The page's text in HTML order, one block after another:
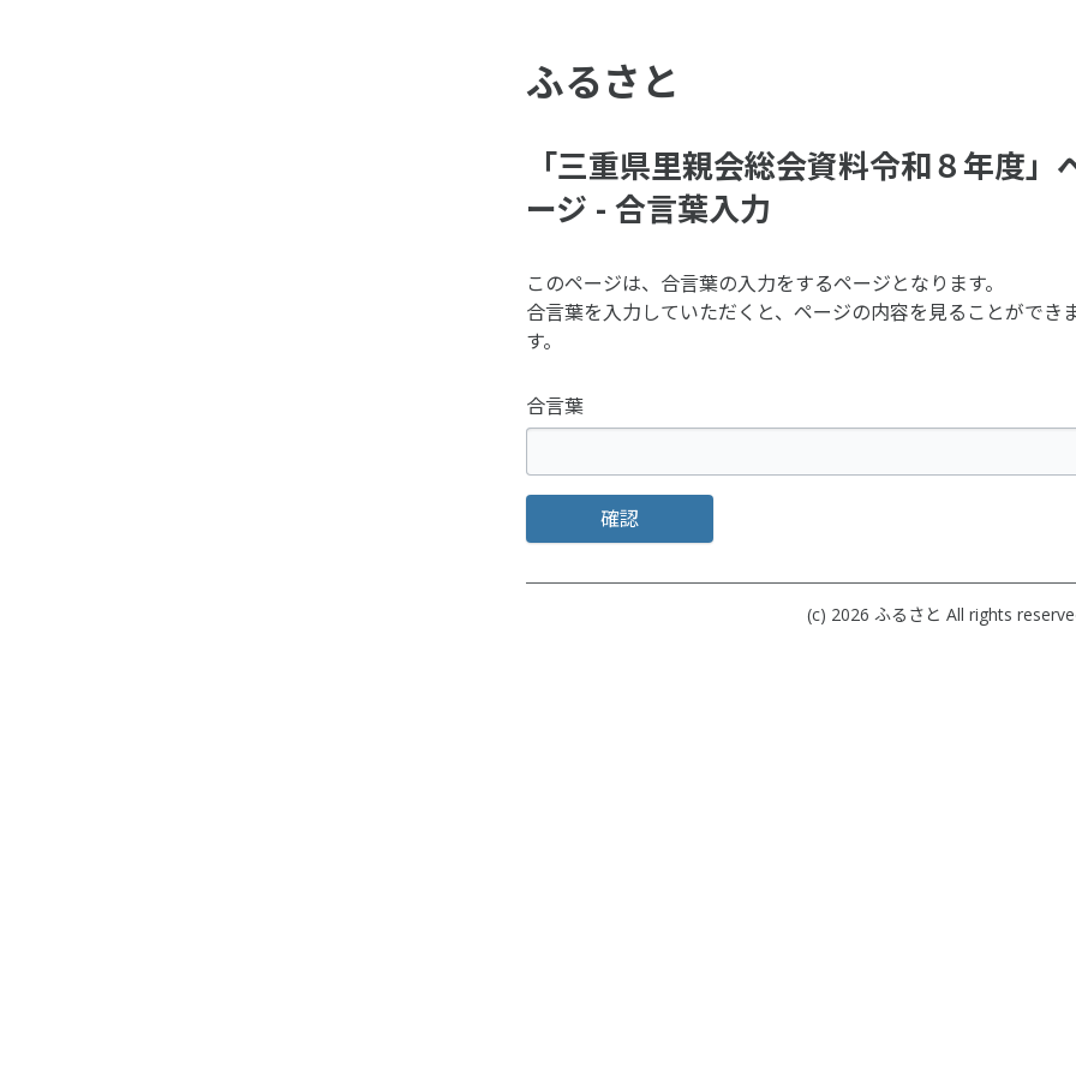
ふるさと
「三重県里親会総会資料令和８年度」
ージ - 合言葉入力
このページは、合言葉の入力をするページとなります。
合言葉を入力していただくと、ページの内容を見ることができ
す。
合言葉
確認
(c) 2026 ふるさと All rights